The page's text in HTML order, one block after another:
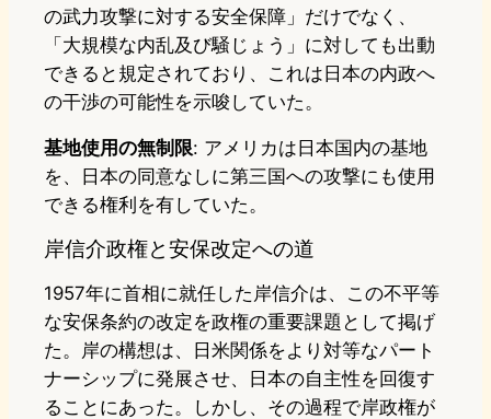
の武力攻撃に対する安全保障」だけでなく、
「大規模な内乱及び騒じょう」に対しても出動
できると規定されており、これは日本の内政へ
の干渉の可能性を示唆していた。
基地使用の無制限: アメリカは日本国内の基地
を、日本の同意なしに第三国への攻撃にも使用
できる権利を有していた。
岸信介政権と安保改定への道
1957年に首相に就任した岸信介は、この不平等
な安保条約の改定を政権の重要課題として掲げ
た。岸の構想は、日米関係をより対等なパート
ナーシップに発展させ、日本の自主性を回復す
ることにあった。しかし、その過程で岸政権が